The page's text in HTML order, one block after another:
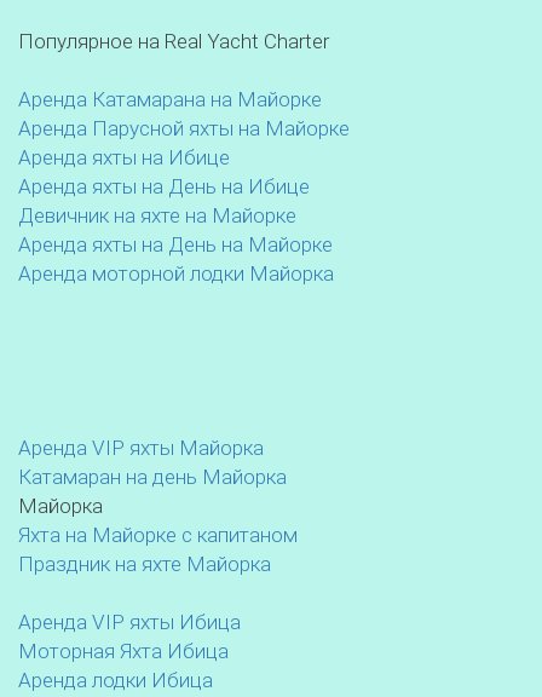
Популярное на Real Yacht Charter
Аренда Катамарана на Майорке
Аренда Парусной яхты на Майорке
Аренда яхты на Ибице
Аренда яхты на День на Ибице
Девичник на яхте на Майорке
Аренда яхты на День на Майорке
Аренда моторной лодки Майорка
Аренда VIP яхты Майорка
Катамаран на день Майорка
Майорка
Яхта на Майорке с капитаном
Праздник на яхте Майорка
Аренда VIP яхты Ибица
Моторная Яхта Ибица
Аренда лодки Ибица